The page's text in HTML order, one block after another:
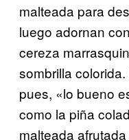
malteada para
luego adornan
cereza
sombrilla
pues, «lo bueno
como la piña
malteada